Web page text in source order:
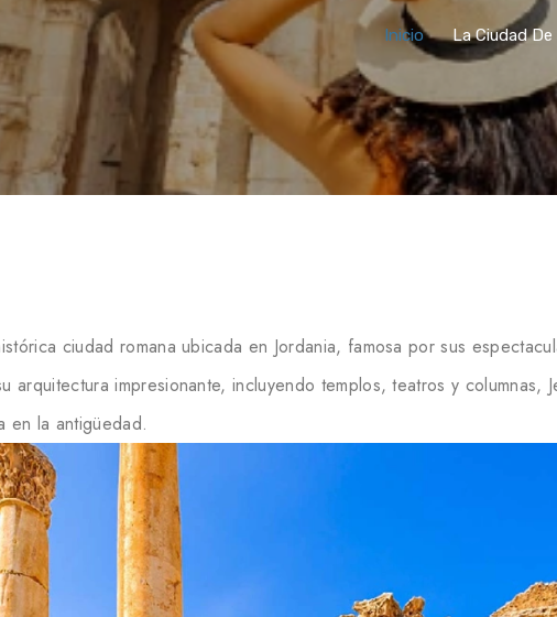
Inicio La Ciudad
ciudad romana ubicada en Jordania, famosa por sus
arquitectura impresionante, incluyendo templos, teatros y columnas,
en la antigüedad.